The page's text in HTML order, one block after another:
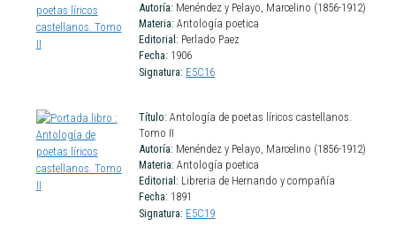
Autoría: Menéndez y Pelayo, Marcelino (1856-1912)
Materia: Antología poetica
Editorial: Perlado Paez
Fecha: 1906
Signatura: E5C16
Título: Antología de poetas líricos castellanos.
Tomo II
Autoría: Menéndez y Pelayo, Marcelino (1856-1912)
Materia: Antología poetica
Editorial: Libreria de Hernando y compañía
Fecha: 1891
Signatura: E5C19